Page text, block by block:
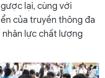
lại, cùng với
của truyền thông đa
nhân lực chất lượng